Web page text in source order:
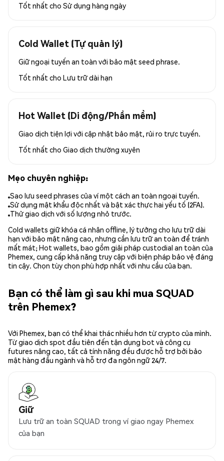
Tốt nhất cho Sử dụng hàng ngày
Cold Wallet (Tự quản lý)
Giữ ngoại tuyến an toàn với bảo mật seed phrase.
Tốt nhất cho Lưu trữ dài hạn
Hot Wallet (Di động/Phần mềm)
Giao dịch tiện lợi với cập nhật bảo mật, rủi ro trực tuyến.
Tốt nhất cho Giao dịch thường xuyên
Mẹo chuyên nghiệp:
Sao lưu seed phrases của ví một cách an toàn ngoại tuyến.
Sử dụng mật khẩu độc nhất và bật xác thực hai yếu tố (2FA).
Thử giao dịch với số lượng nhỏ trước.
Cold wallets giữ khóa cá nhân offline, lý tưởng cho lưu trữ dài
hạn với bảo mật nâng cao, nhưng cần lưu trữ an toàn để tránh
mất mát; Hot wallets, bao gồm giải pháp custodial an toàn của
Phemex, cung cấp khả năng truy cập với biện pháp bảo vệ đáng
tin cậy. Chọn tùy chọn phù hợp nhất với nhu cầu của bạn.
Bạn có thể làm gì sau khi mua SQUAD
trên Phemex?
Với Phemex, bạn có thể khai thác nhiều hơn từ crypto của mình.
Từ giao dịch spot đầu tiên đến tận dụng bot và công cụ
futures nâng cao, tất cả tính năng đều được hỗ trợ bởi bảo
mật hàng đầu ngành và hỗ trợ đa ngôn ngữ 24/7.
Giữ
Lưu trữ an toàn SQUAD trong ví giao ngay Phemex
của bạn